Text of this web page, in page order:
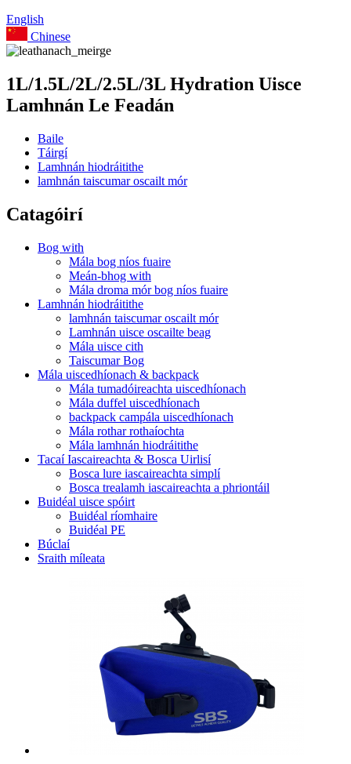
English
Chinese
1L/1.5L/2L/2.5L/3L Hydration Uisce
Lamhnán Le Feadán
Baile
Táirgí
Lamhnán hiodráitithe
lamhnán taiscumar oscailt mór
Catagóirí
Bog with
Mála bog níos fuaire
Meán-bhog with
Mála droma mór bog níos fuaire
Lamhnán hiodráitithe
lamhnán taiscumar oscailt mór
Lamhnán uisce oscailte beag
Mála uisce cith
Taiscumar Bog
Mála uiscedhíonach & backpack
Mála tumadóireachta uiscedhíonach
Mála duffel uiscedhíonach
backpack campála uiscedhíonach
Mála rothar rothaíochta
Mála lamhnán hiodráitithe
Tacaí Iascaireachta & Bosca Uirlisí
Bosca lure iascaireachta simplí
Bosca trealamh iascaireachta a phriontáil
Buidéal uisce spóirt
Buidéal ríomhaire
Buidéal PE
Búclaí
Sraith míleata